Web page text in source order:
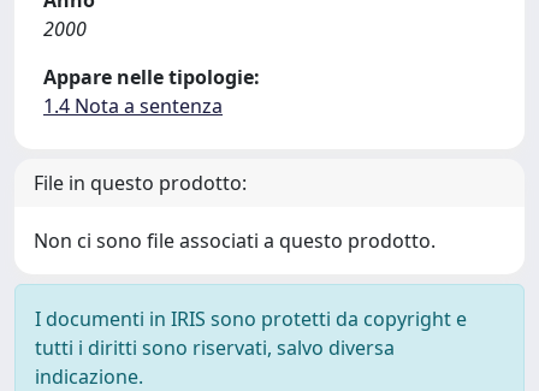
2000
Appare nelle tipologie:
1.4 Nota a sentenza
File in questo prodotto:
Non ci sono file associati a questo prodotto.
I documenti in IRIS sono protetti da copyright e
tutti i diritti sono riservati, salvo diversa
indicazione.